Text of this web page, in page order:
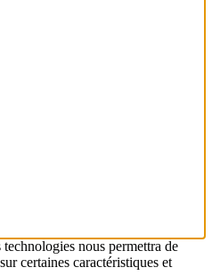
nous permettra de
certaines caractéristiques et